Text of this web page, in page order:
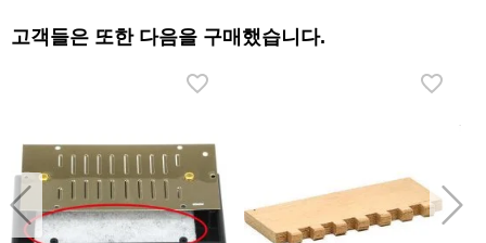
고객들은 또한 다음을 구매했습니다.